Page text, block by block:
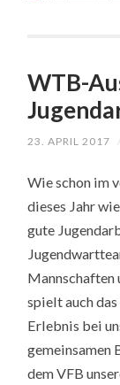
WTB-
23. APRIL 2017 /
Wie schon im
dieses Jahr
gute
Mannschaften
spielt auch
Erlebnis bei
gemeinsamen
dem VFB